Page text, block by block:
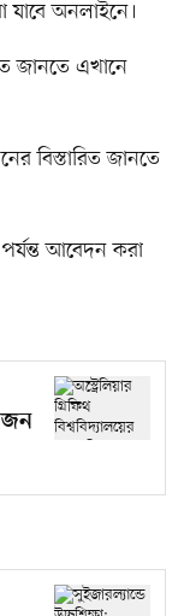
অনলাইনে।
জানতে এখানে
বিস্তারিত জানতে
আবেদন করা